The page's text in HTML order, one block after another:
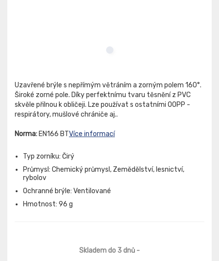
Uzavřené brýle s nepřímým větráním a zorným polem 160°.
Široké zorné pole. Díky perfektnímu tvaru těsnění z PVC
skvěle přilnou k obličeji. Lze používat s ostatními OOPP -
respirátory, mušlové chrániče aj..
Norma: EN166 BTVíce informací
Typ zorníku: Čirý
Průmysl: Chemický průmysl, Zemědělství, lesnictví,
rybolov
Ochranné brýle: Ventilované
Hmotnost: 96 g
Skladem do 3 dnů -